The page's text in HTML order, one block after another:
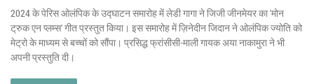
2024 के पेरिस ओलंपिक के उद्घाटन समारोह में लेडी गागा ने जिजी जीनमेयर का 'मोन
ट्रुक एन प्लम्स' गीत प्रस्तुत किया। इस समारोह में ज़िनेदीन जिदान ने ओलंपिक ज्योति को
मेट्रो के माध्यम से बच्चों को सौंपा। प्रसिद्ध फ्रांसीसी-माली गायक अया नाकामुरा ने भी
अपनी प्रस्तुति दी।